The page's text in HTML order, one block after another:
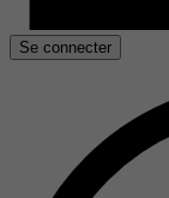
Se connecter